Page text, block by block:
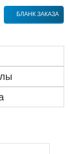
БЛАНК ЗАКАЗА